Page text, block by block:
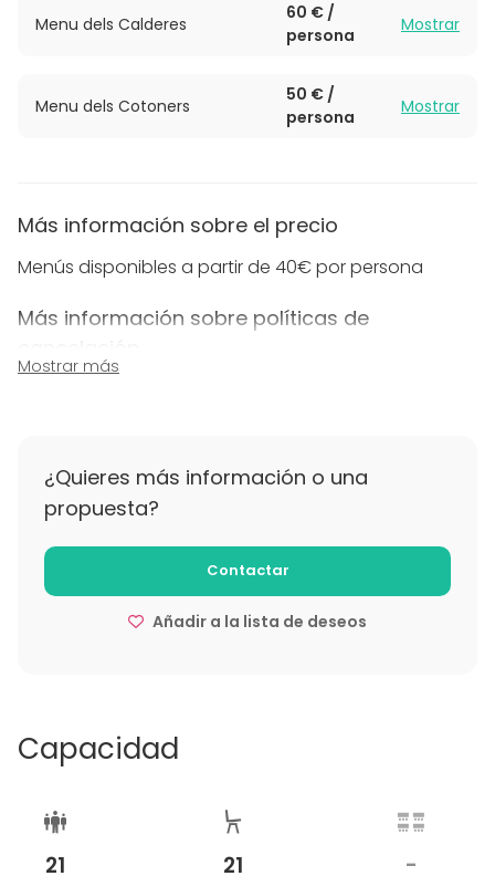
privado con una capacidad de hasta 22 personas.
Además, de muchas ganas de que tú y los tuyos lo
Menu dels Calderes
60 € /
persona
Mostrar
Menu dels Cotoners
50 € /
persona
Mostrar
Más información sobre el precio
Menús disponibles a partir de 40€ por persona
Más información sobre políticas de
Mostrar más
¿Quieres más información o una
propuesta?
Contactar
Añadir a la lista de deseos
Capacidad
21 21 -